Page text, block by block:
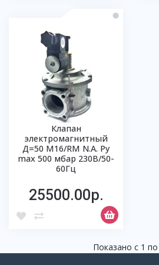
Клапан
электромагнитный
Д=50 М16/RM N.А. Ру
max 500 мбар 230В/50-
60Гц
25500.00р.
Показано с 1